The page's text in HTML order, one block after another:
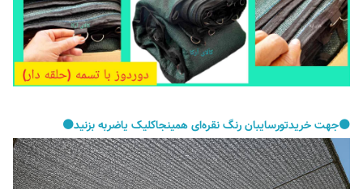
⚫️جهت خریدتورسایبان رنگ نقره‌ای همینجاکلیک یاضربه بزنید⚫️